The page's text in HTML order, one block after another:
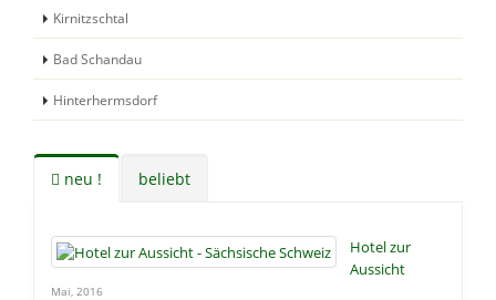
Kirnitzschtal
Bad Schandau
Hinterhermsdorf
neu ! beliebt
Hotel zur
Aussicht
Mai, 2016